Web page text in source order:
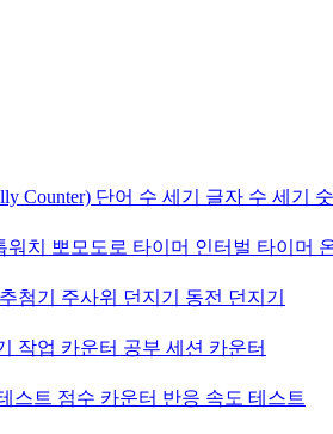
Counter) 단어 수 세기 글자 수 세기
워치 뽀모도로 타이머 인터벌 타이머
첨기 주사위 던지기 동전 던지기
작업 카운터 공부 세션 카운터
스트 점수 카운터 반응 속도 테스트